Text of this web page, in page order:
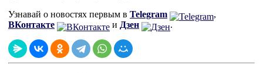
Узнавай о новостях первым в Telegram
,
ВКонтакте
и Дзен .